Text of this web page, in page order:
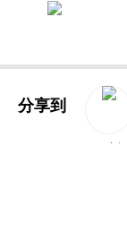
分享到